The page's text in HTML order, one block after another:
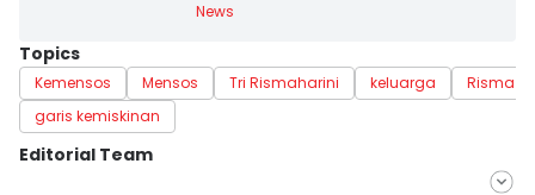
News
Topics
Kemensos Mensos Tri Rismaharini keluarga
Risma
garis kemiskinan
Editorial Team